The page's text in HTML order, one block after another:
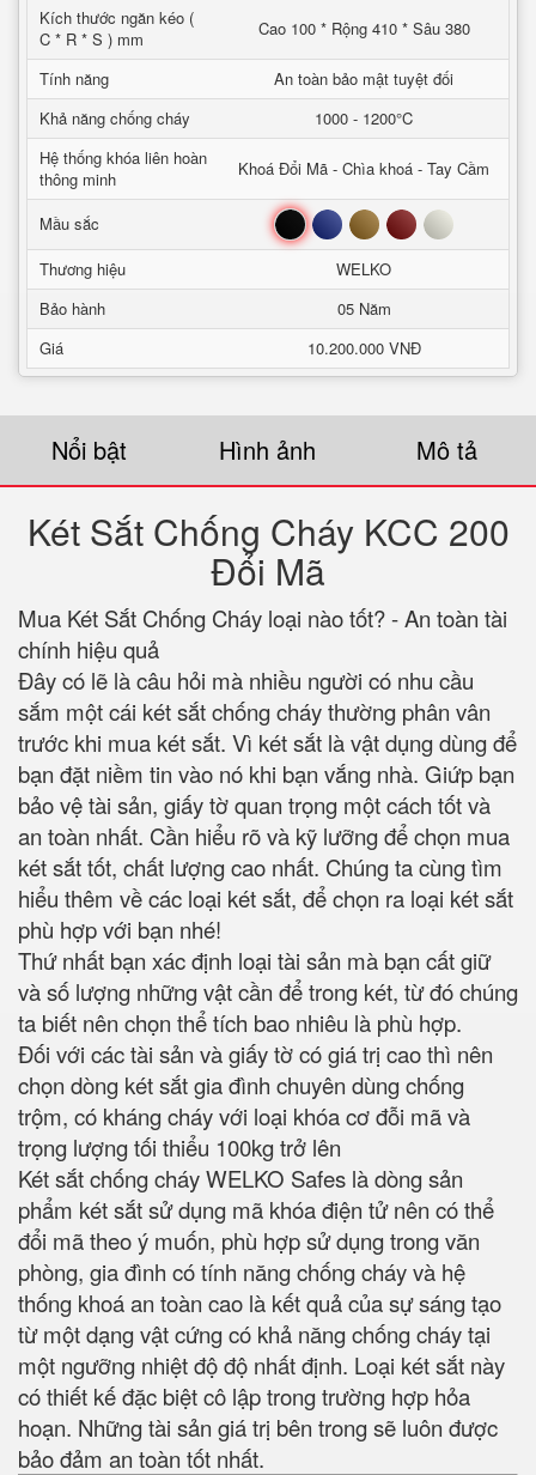
Kích thước ngăn kéo (
C * R * S ) mm
Cao 100 * Rộng 410 * Sâu 380
Tính năng
An toàn bảo mật tuyệt đối
Khả năng chống cháy
1000 - 1200°C
Hệ thống khóa liên hoàn
thông minh
Khoá Đổi Mã - Chìa khoá - Tay Cầm
Mầu sắc Đen Xanh Nâu Đỏ Trắng
Thương hiệu
WELKO
Bảo hành
05 Năm
Giá
10.200.000 VNĐ
Nổi bật Hình ảnh Mô tả
Két Sắt Chống Cháy KCC 200
Đổi Mã
Mua Két Sắt Chống Cháy loại nào tốt? - An toàn tài
chính hiệu quả
Đây có lẽ là câu hỏi mà nhiều người có nhu cầu
sắm một cái két sắt chống cháy thường phân vân
trước khi mua két sắt. Vì két sắt là vật dụng dùng để
bạn đặt niềm tin vào nó khi bạn vắng nhà. Giứp bạn
bảo vệ tài sản, giấy tờ quan trọng một cách tốt và
an toàn nhất. Cần hiểu rõ và kỹ lưỡng để chọn mua
két sắt tốt, chất lượng cao nhất. Chúng ta cùng tìm
hiểu thêm về các loại két sắt, để chọn ra loại két sắt
phù hợp với bạn nhé!
Thứ nhất bạn xác định loại tài sản mà bạn cất giữ
và số lượng những vật cần để trong két, từ đó chúng
ta biết nên chọn thể tích bao nhiêu là phù hợp.
Đối với các tài sản và giấy tờ có giá trị cao thì nên
chọn dòng két sắt gia đình chuyên dùng chống
trộm, có kháng cháy với loại khóa cơ đỗi mã và
trọng lượng tối thiểu 100kg trở lên
Két sắt chống cháy WELKO Safes là dòng sản
phẩm két sắt sử dụng mã khóa điện tử nên có thể
đổi mã theo ý muốn, phù hợp sử dụng trong văn
phòng, gia đình có tính năng chống cháy và hệ
thống khoá an toàn cao là kết quả của sự sáng tạo
từ một dạng vật cứng có khả năng chống cháy tại
một ngưỡng nhiệt độ độ nhất định. Loại két sắt này
có thiết kế đặc biệt cô lập trong trường hợp hỏa
hoạn. Những tài sản giá trị bên trong sẽ luôn được
bảo đảm an toàn tốt nhất.